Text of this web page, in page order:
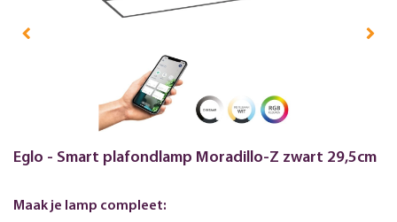
Eglo - Smart plafondlamp Moradillo-Z zwart 29,5cm
Maak je lamp compleet: